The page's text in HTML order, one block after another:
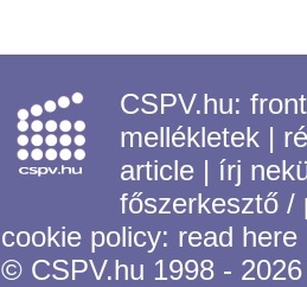
CSPV.hu:
mellékletek |
article | írj
főszerkesztő
cookie policy: read here
© CSPV.hu 1998 - 2026